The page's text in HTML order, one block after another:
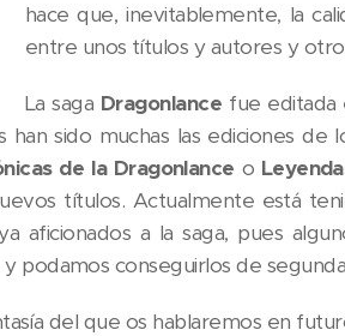
hace que, inevitablemente, la
entre unos títulos y autores y
La saga Dragonlance fue editada
sido muchas las ediciones
de la Dragonlance o
títulos. Actualmente está
aficionados a la saga, pues
podamos conseguirlos de
del que os hablaremos en